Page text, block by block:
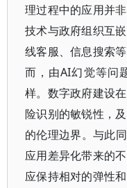
理过程中的应用并
技术与政府组织互
线客服、信息搜索
而，由AI幻觉等问
样。数字政府建设
险识别的敏锐性，
的伦理边界。与此
应用差异化带来的
应保持相对的弹性